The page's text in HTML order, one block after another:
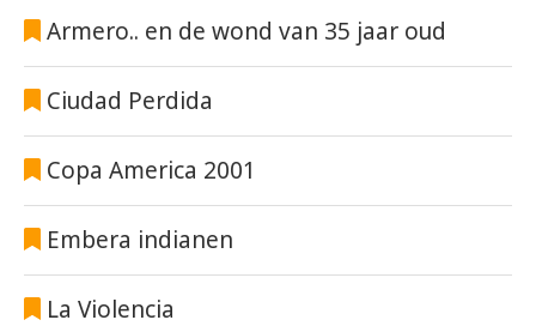
Armero.. en de wond van 35 jaar oud
Ciudad Perdida
Copa America 2001
Embera indianen
La Violencia